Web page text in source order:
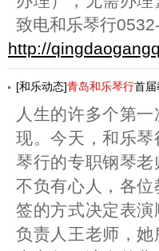
致电和乐琴行
http://
[和乐动态]青岛和乐琴行首届
人生的许多个第
现。今天，和乐
琴行的专职钢琴
不负有心人，各
签的方式决定表
负责人王老师，